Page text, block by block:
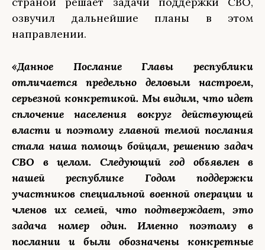
озвучил дальнейшие планы в этом
направлении.
«Данное Послание Главы республики
отличается предельно деловым настроем,
серьезной конкретикой. Мы видим, что идет
сплочение населения вокруг действующей
власти и поэтому главной темой послания
стала наша помощь бойцам, решению задач
СВО в целом. Следующий год объявлен в
нашей республике Годом поддержки
участников специальной военной операции и
членов их семей, что подтверждает, это
задача номер один. Именно поэтому в
послании и были обозначены конкретные